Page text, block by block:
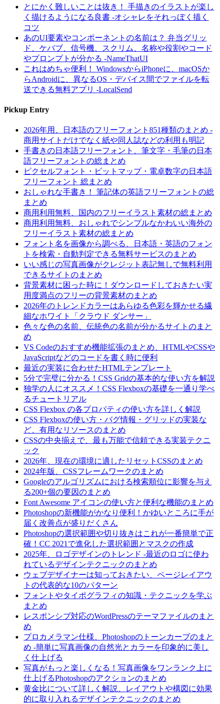
とにかく難しいことは抜き！ 手描きのイラストが楽し
く描けるようになる良書 -オシャレをそれっぽく描く
コツ
あのUI要素やコンポーネントの名前は？ 弁当グリッ
ド、ケバブ、信号機、スクリム、名称や役割やコード
やプロンプトが分かる -NameThatUI
これはめちゃ便利！ WindowsからiPhoneに、macOSか
らAndroidに、異なるOS・デバイス間でファイルを転
送できる無料アプリ -LocalSend
Pickup Entry
2026年用、日本語のフリーフォント851種類のまとめ -
商用サイトだけでなく紙や同人誌などの利用も明記
手書きの日本語フリーフォント、筆文字・毛筆の日本
語フリーフォントの総まとめ
ピクセルフォント・ビットマップ・電卓数字の日本語
フリーフォント 総まとめ
おしゃれな手書き！ 筆記体の英語フリーフォントの総
まとめ
商用利用無料、国内のフリーイラスト素材の総まとめ
商用利用無料、おしゃれでシンプルなかわいい海外の
フリーイラスト素材の総まとめ
フォント名を画像から調べる、日本語・英語のフォン
トを検索・自動判定できる無料サービスのまとめ
いい感じの写真画像がクレジット表記無しで無料利用
できるサイトのまとめ
背景素材に困った時に！ダウンロードしておきたい実
用度満点のフリーの背景素材のまとめ
2026年のトレンドカラーはあらゆる色彩を輝かせる繊
細なホワイト「クラウド ダンサー」
色々な色の名前、伝統色の名前が分かるサイトのまと
め
VS Codeのおすすめ機能拡張のまとめ、HTMLやCSSや
JavaScriptなどのコードを書く時に便利
最近の実装に合わせたHTMLテンプレート
5分で完璧に分かる！CSS Gridの基本的な使い方を解説
独学の人にオススメ！CSS Flexboxの基礎を一通り学べ
るチュートリアル
CSS Flexbox の各プロパティの使い方を詳しく解説
CSS Flexboxの使い方・バグ情報・グリッドの実装な
ど、有用なリソースのまとめ
CSSの中央揃えで、最も万能で信頼できる実装テクニ
ック
2026年、現在の環境に適したリセットCSSのまとめ
2024年版、CSSフレームワークのまとめ
Googleのアルゴリズムにおける検索順位に影響を与え
る200+個の要因のまとめ
Font Awesome アイコンの使い方と便利な機能のまとめ
Photoshopの新機能がかなり便利！かゆいところに手が
届く改善点が盛りだくさん
Photoshopの選択範囲や切り抜きはこれが一番簡単で正
確！CC 2021で進化した選択範囲とマスクの作成
2025年、ロゴデザインのトレンド -最近のロゴに使わ
れているデザインテクニックのまとめ
ウェブデザイナーは知っておきたい、ページレイアウ
トの代表的な10のパターン
フォントやタイポグラフィの知識・テクニックを学ぶ
まとめ
レスポンシブ対応のWordPressのテーマファイルのまと
め
プロカメラマン仕様、Photoshopのトーンカーブのまと
め -簡単に写真画像の自然光とカラーを印象的に美し
く仕上げる
写真がもっと楽しくなる！写真画像をワンランク上に
仕上げるPhotoshopのアクションのまとめ
黄金比について詳しく解説、レイアウトや構図に効果
的に取り入れるデザインテクニックのまとめ